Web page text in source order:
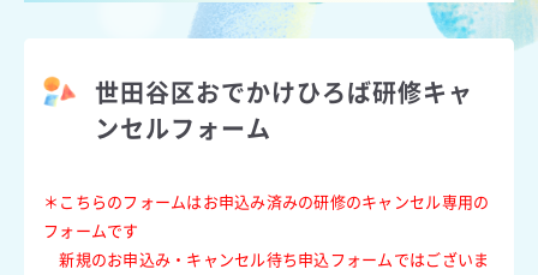
世田谷区おでかけひろば研修キャ
ンセルフォーム
＊こちらのフォームはお申込み済みの研修のキャンセル専用の
フォームです
新規のお申込み・キャンセル待ち申込フォームではございま